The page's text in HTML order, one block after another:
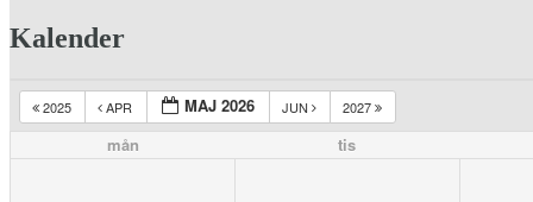
Kalender
2025 APR MAJ 2026 JUN 2027
mån tis